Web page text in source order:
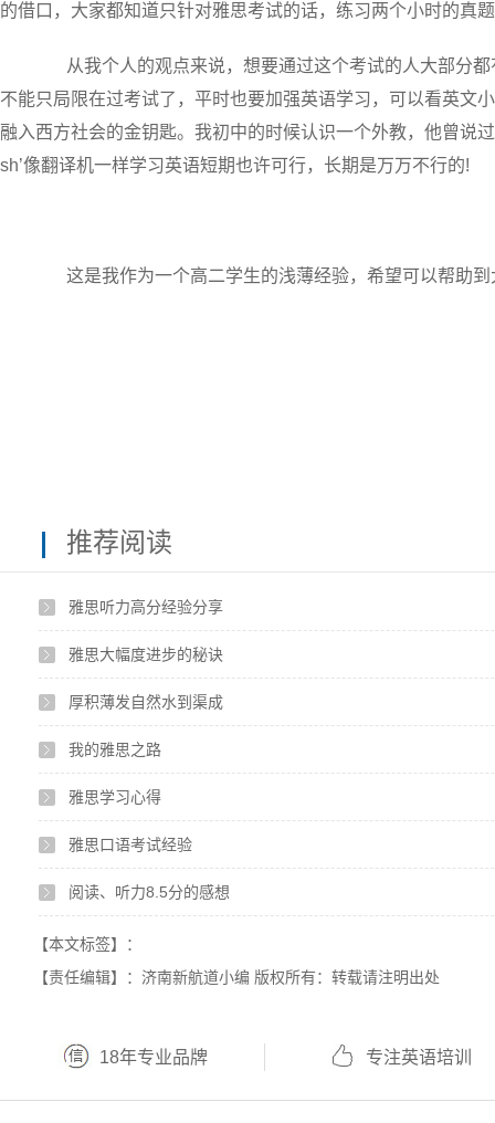
的借口，大家都知道只针对雅思考试的话，练习两个小时的真
从我个人的观点来说，想要通过这个考试的人大部分都
不能只局限在过考试了，平时也要加强英语学习，可以看英文
融入西方社会的金钥匙。我初中的时候认识一个外教，他曾说
sh’像翻译机一样学习英语短期也许可行，长期是万万不行的!
这是我作为一个高二学生的浅薄经验，希望可以帮助到
推荐阅读
雅思听力高分经验分享
雅思大幅度进步的秘诀
厚积薄发自然水到渠成
我的雅思之路
雅思学习心得
雅思口语考试经验
阅读、听力8.5分的感想
【本文标签】：
【责任编辑】：济南新航道小编 版权所有：转载请注明出处
18年专业品牌 专注英语培训